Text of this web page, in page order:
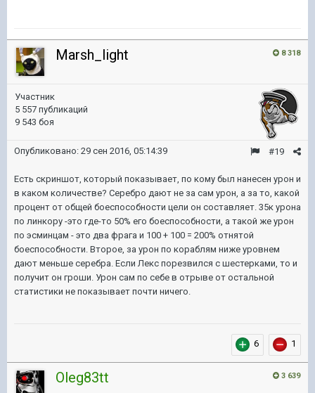
8 318
Marsh_light
Участник
5 557 публикаций
9 543 боя
#19
Опубликовано: 29 сен 2016, 05:14:39
Есть скриншот, который показывает, по кому был нанесен урон и
в каком количестве? Серебро дают не за сам урон, а за то, какой
процент от общей боеспособности цели он составляет. 35к урона
по линкору -это где-то 50% его боеспособности, а такой же урон
по эсминцам - это два фрага и 100 + 100 = 200% отнятой
боеспособности. Второе, за урон по кораблям ниже уровнем
дают меньше серебра. Если Лекс порезвился с шестерками, то и
получит он гроши. Урон сам по себе в отрыве от остальной
статистики не показывает почти ничего.
6 1
3 639
Oleg83tt